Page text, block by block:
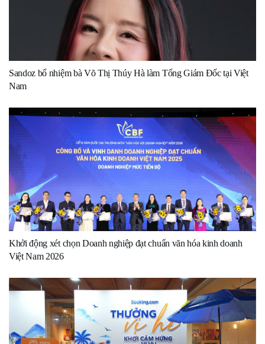
Sandoz bổ nhiệm bà Võ Thị Thúy Hà làm Tổng Giám Đốc tại Việt
Nam
Khởi động xét chọn Doanh nghiệp đạt chuẩn văn hóa kinh doanh
Việt Nam 2026